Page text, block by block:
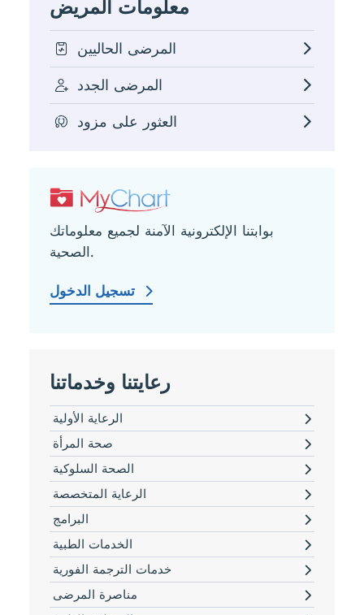
معلومات المريض
المرضى الحاليين
المرضى الجدد
العثور على مزود
بوابتنا الإلكترونية الآمنة لجميع معلوماتك
الصحية.
تسجيل الدخول
رعايتنا وخدماتنا
الرعاية الأولية
صحة المرأة
الصحة السلوكية
الرعاية المتخصصة
البرامج
الخدمات الطبية
خدمات الترجمة الفورية
مناصرة المرضى